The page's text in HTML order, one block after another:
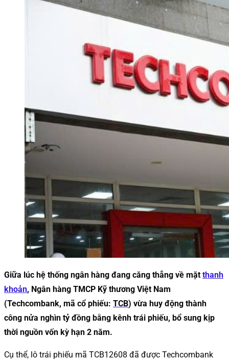
Giữa lúc hệ thống ngân hàng đang căng thẳng về mặtthanh
khoản, Ngân hàng TMCP Kỹ thương Việt Nam
(Techcombank, mã cổ phiếu: TCB) vừa huy động thành
công nửa nghìn tỷ đồng bằng kênh trái phiếu, bổ sung kịp
thời nguồn vốn kỳ hạn 2 năm.
Cụ thể, lô trái phiếu mã TCB12608 đã được Techcombank